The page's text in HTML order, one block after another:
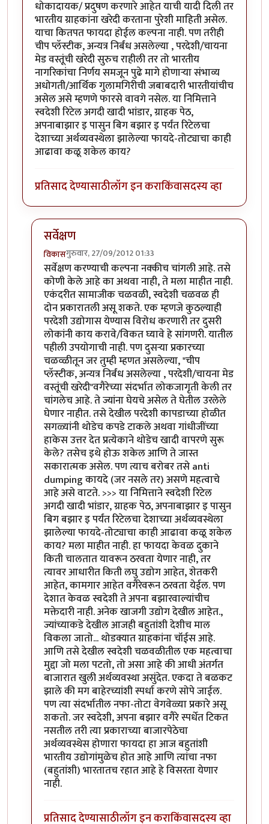
धोकादायक/ प्रदुषण करणारे आहेत याची यादी दिली तर
भारतीय ग्राहकांना खरेदी करताना पुरेशी माहिती असेल.
याचा कितपत फायदा होईल कल्पना नाही. पण तरीही
चीप प्लॅस्टीक, अन्यत्र निर्बंध असलेल्या , परदेशी/चायना
मेड वस्तूंची खरेदी सुरुच राहीली तर तो भारतीय
नागरिकांचा निर्णय समजून पुढे मागे होणार्‍या संभाव्य
अधोगती/आर्थिक गुलामगिरीची जबाबदारी भारतीयांचीच
असेल असे म्हणणे फारसे वावगे नसेल. या निमित्ताने
स्वदेशी रिटेल अगदी खादी भांडार, ग्राहक पेठ,
अपनाबाझार इ पासुन बिग बझार इ पर्यंत रिटेलचा
देशाच्या अर्थव्यवस्थेला झालेल्या फायदे-तोट्याचा काही
आढावा कळू शकेल काय?
प्रतिसाद देण्यासाठीलॉग इन कराकिंवासदस्य व्हा
सर्वेक्षण
विकासगुरुवार, 27/09/2012 01:33
In reply toस्वदेशी चळवळbyसहज
सर्वेक्षण करण्याची कल्पना नक्कीच चांगली आहे. तसे
कोणी केले आहे का अथवा नाही, ते मला माहीत नाही.
एकंदरीत सामाजीक चळवळी, स्वदेशी चळवळ ही
दोन प्रकारातली असू शकते. एक म्हणजे कुठल्याही
परदेशी उद्योगास येण्यास विरोध करणारी तर दुसरी
लोकांनी काय करावे/विकत घ्यावे हे सांगणरी. यातील
पहीली उपयोगाची नाही. पण दुसर्‍या प्रकारच्या
चळव्ळीतून जर तुम्ही म्हणत असलेल्या, "चीप
प्लॅस्टीक, अन्यत्र निर्बंध असलेल्या , परदेशी/चायना मेड
वस्तूंची खरेदी"वगैरेच्या संदर्भात लोकजागृती केली तर
चांगलेच आहे. ते ज्यांना घेयचे असेल ते घेतील उरलेले
घेणार नाहीत. तसे देखील परदेशी कापडाच्या होळीत
सगळ्यांनी थोडेच कपडे टाकले अथवा गांधीजींच्या
हाकेस उत्तर देत प्रत्येकाने थोडेच खादी वापरणे सुरू
केले? तसेच इथे होऊ शकेल आणि ते जास्त
सकारात्मक असेल. पण त्याच बरोबर तसे anti
dumping कायदे (जर नसले तर) असणे महत्वाचे
आहे असे वाटते. >>> या निमित्ताने स्वदेशी रिटेल
अगदी खादी भांडार, ग्राहक पेठ, अपनाबाझार इ पासुन
बिग बझार इ पर्यंत रिटेलचा देशाच्या अर्थव्यवस्थेला
झालेल्या फायदे-तोट्याचा काही आढावा कळू शकेल
काय? मला माहीत नाही. हा फायदा केवळ दुकाने
किती चालतात यावरून ठरवता येणार नाही, तर
त्यावर आधारीत किती लघु उद्योग आहेत, शेतकरी
आहेत, कामगार आहेत वगैरेवरून ठरवता येईल. पण
देशात केवळ स्वदेशी ते अपना बझारवाल्यांचीच
मक्तेदारी नाही. अनेक खाजगी उद्योग देखील आहेत.,
ज्यांच्याकडे देखील आजही बहुतांशी देशीच माल
विकला जातो... थोडक्यात ग्राहकांना चॉईस आहे.
आणि तसे देखील स्वदेशी चळवळीतील एक महत्वाचा
मुद्दा जो मला पटतो, तो असा आहे की आधी अंतर्गत
बाजारात खुली अर्थव्यवस्था असुंदेत. एकदा ते बळकट
झाले की मग बाहेरच्यांशी स्पर्धा करणे सोपे जाईल.
पण त्या संदर्भातील नफा-तोटा वेगवेळ्या प्रकारे असू
शकतो. जर स्वदेशी, अपना बझार वगैरे स्पर्धेत टिकत
नसतील तरी त्या प्रकाराच्या बाजारपेठेचा
अर्थव्यवस्थेस होणारा फायदा हा आज बहुतांशी
भारतीय उद्योगांमुळेच होत आहे आणि त्यांचा नफा
(बहुतांशी) भारतातच रहात आहे हे विसरता येणार
नाही.
प्रतिसाद देण्यासाठीलॉग इन कराकिंवासदस्य व्हा